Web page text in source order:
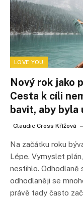
LOVE YOU
Nový rok jako
Cesta k cíli
bavit, aby byla
Claudie Cross Křížová
Na začátku roku
Lépe. Vymyslet
nestihlo. Odhodlaně
odhodlaněji se
právě tady často